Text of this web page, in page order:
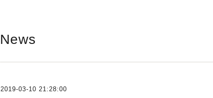
News
2019-03-10 21:28:00